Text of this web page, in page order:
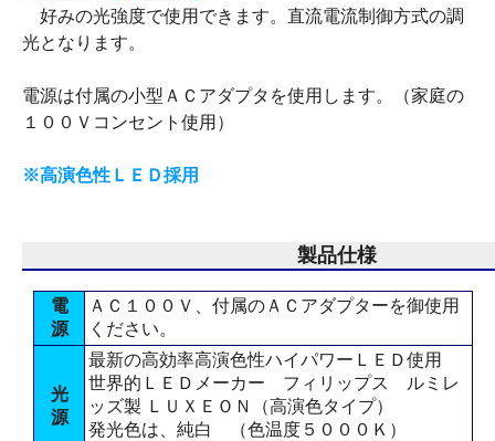
好みの光強度で使用できます。直流電流制御方式の調
光となります。
電源は付属の小型ＡＣアダプタを使用します。（家庭の
１００Ｖコンセント使用）
※高演色性ＬＥＤ採用
製品仕様
電
源
ＡＣ１００Ｖ、付属のＡＣアダプターを御使用
ください。
光
源
最新の高効率高演色性ハイパワーＬＥＤ使用
世界的ＬＥＤメーカー フィリップス ルミレ
ッズ製 ＬＵＸＥＯＮ（高演色タイプ）
発光色は、純白 （色温度５０００Ｋ）